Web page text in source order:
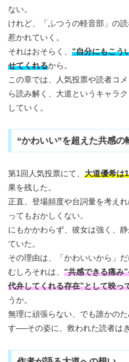
ない。
けれど、「ふつうの軽音部」の
惹かれていく。
それはおそらく、 “自分にもこう
せてくれるから。
この章では、人気投票や読者コ
ら読み解く、大道というキャラ
していく。
“かわいい”を超えた共感の
第1回人気投票にて、 大道優希は
果を残した。
正直、登場頻度や台詞量を考え
ってもおかしくない。
にもかかわらず、彼女は強く、
ていた。
その理由は、「かわいいから」
むしろそれは、 “共感できる痛み
代弁してくれる存在”として映っ
うか。
無理に頑張らない、でも誰かの
す──その姿に、救われた読者は